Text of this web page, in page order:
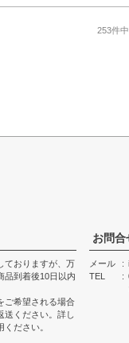
253件中
ておりますが、万
品到着後10日以内
ご希望される場合
送ください。詳し
ください。
お問合
メール
TEL